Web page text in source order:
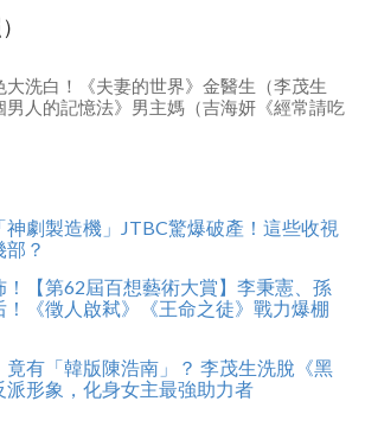
洗白！《夫妻的世界》金醫生（李茂生
男人的記憶法》男主媽（吉海妍《經常請吃
劇製造機」JTBC驚爆破產！這些收視
？
！【第62屆百想藝術大賞】李秉憲、孫
！《徵人啟弒》《王命之徒》戰力爆棚
竟有「韓版陳浩南」？ 李茂生洗脫《黑
派形象，化身女主最強助力者